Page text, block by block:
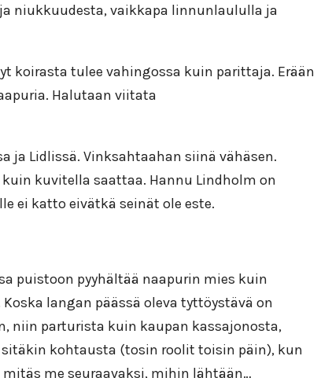
niukkuudesta, vaikkapa linnunlaululla ja
koirasta tulee vahingossa kuin parittaja. Erään
Halutaan viitata
ja Lidlissä. Vinksahtaahan siinä vähäsen.
kuvitella saattaa. Hannu Lindholm on
ei katto eivätkä seinät ole este.
puistoon pyyhältää naapurin mies kuin
langan päässä oleva tyttöystävä on
niin parturista kuin kaupan kassajonosta,
kohtausta (tosin roolit toisin päin), kun
me seuraavaksi, mihin lähtään…